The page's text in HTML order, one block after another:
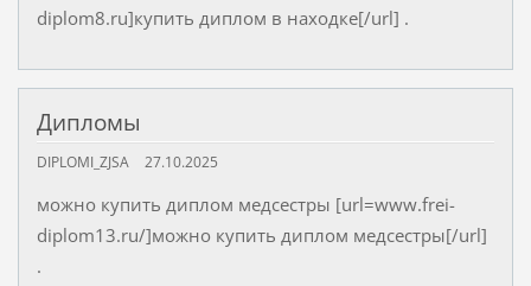
diplom8.ru]купить диплом в находке[/url] .
Дипломы
DIPLOMI_ZJSA 27.10.2025
можно купить диплом медсестры [url=www.frei-
diplom13.ru/]можно купить диплом медсестры[/url]
.